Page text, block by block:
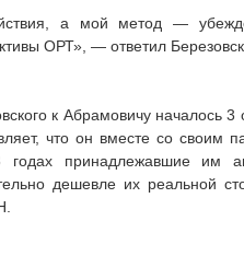
а мой метод —
ОРТ», — ответил
к Абрамовичу началось
что он вместе со своим
принадлежавшие им
дешевле их реальной